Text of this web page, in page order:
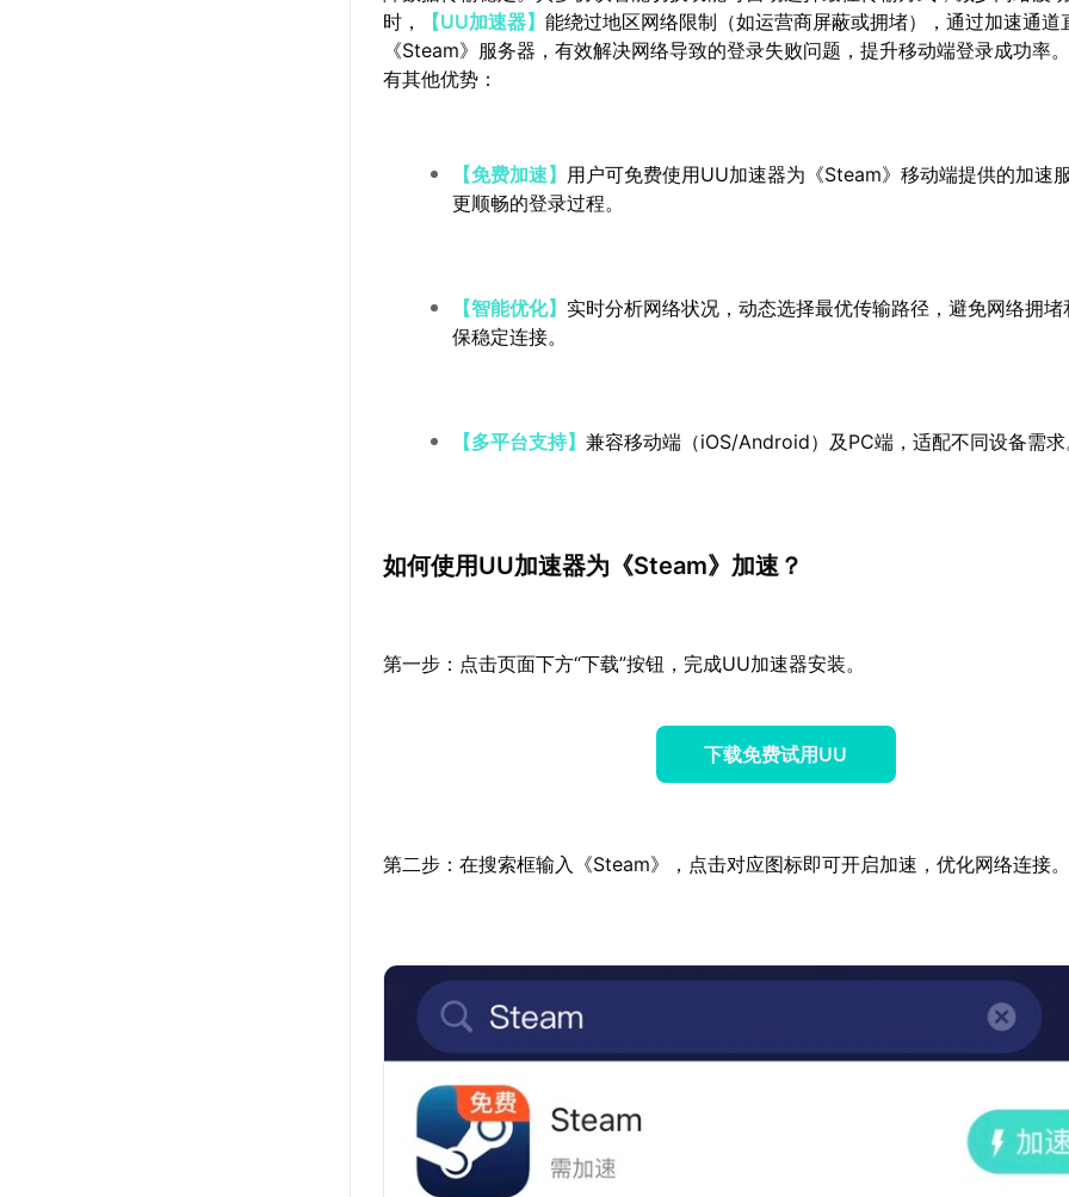
时，
【UU加速器】能绕过地区网络限制（如运营商屏蔽或拥堵），通过加速通道
《Steam》服务器，有效解决网络导致的登录失败问题，提升移动端登录成功率
有其他优势：
【免费加速】 用户可免费使用UU加速器为《Steam》移动端提供的加速
更顺畅的登录过程。
【智能优化】 实时分析网络状况，动态选择最优传输路径，避免网络拥堵
保稳定连接。
【多平台支持】兼容移动端（iOS/Android）及PC端，适配不同设备需求
如何使用UU加速器为《Steam》加速？
第一步：点击页面下方“下载”按钮，完成UU加速器安装。
下载免费试用UU
第二步：在搜索框输入《Steam》，点击对应图标即可开启加速，优化网络连接。